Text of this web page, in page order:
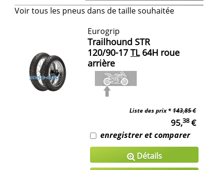
Voir tous les pneus dans de taille souhaitée
Eurogrip
Trailhound STR
120/90-17 TL64H roue
arrière
Liste des prix *143,85 €
95,38€
enregistrer et comparer
Détails